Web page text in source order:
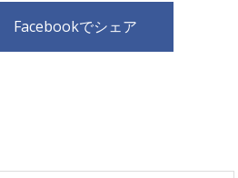
Facebookでシェア